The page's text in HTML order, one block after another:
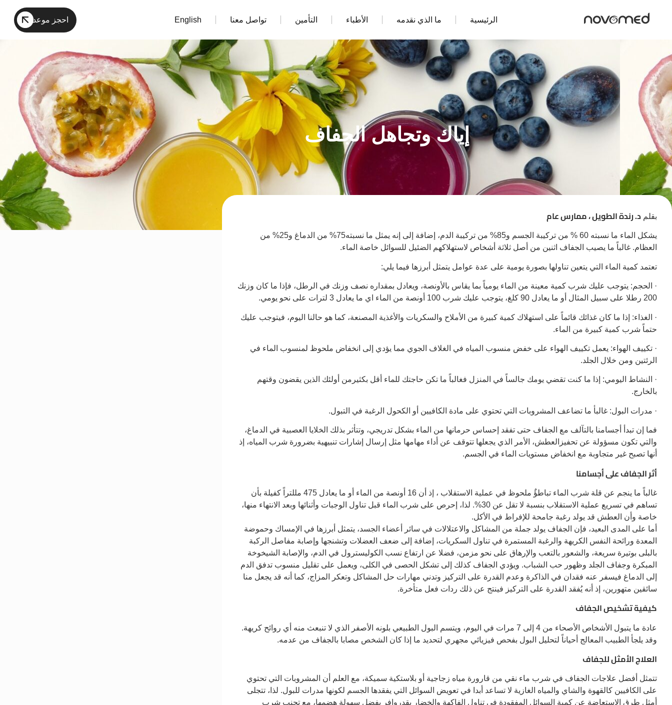
الرئيسية ما الذي نقدمه الأطباء التأمين تواصل معنا English احجز موعد
إياك وتجاهل الجفاف
بقلم د. رندة الطويل ، ممارس عام
يشكل الماء ما نسبته 60 % من تركيبة الجسم و85% من تركيبة الدم، إضافة إلى إنه يمثل ما نسبته75% من الدماغ و25% من
العظام. غالباً ما يصيب الجفاف اثنين من أصل ثلاثة أشخاص لاستهلاكهم الضئيل للسوائل خاصة الماء.
تعتمد كمية الماء التي يتعين تناولها بصورة يومية على عدة عوامل يتمثل أبرزها فيما يلي:
· الحجم: يتوجب عليك شرب كمية معينة من الماء يومياً بما يقاس بالأونصة، ويعادل بمقداره نصف وزنك في الرطل، فإذا ما كان وزنك
200 رطلا على سبيل المثال أو ما يعادل 90 كلغ، يتوجب عليك شرب 100 أونصة من الماء اي ما يعادل 3 لترات على نحو يومي.
· الغذاء: إذا ما كان غذائك قائماً على استهلاك كمية كبيرة من الأملاح والسكريات والأغذية المصنعة، كما هو حالنا اليوم، فيتوجب عليك
حتماً شرب كمية كبيرة من الماء.
· تكييف الهواء: يعمل تكييف الهواء على خفض منسوب المياه في الغلاف الجوي مما يؤدي إلى انخفاض ملحوظ لمنسوب الماء في
الرئتين ومن خلال الجلد.
· النشاط اليومي: إذا ما كنت تقضي يومك جالساً في المنزل فغالباً ما تكن حاجتك للماء أقل بكثيرمن أولئك الذين يقضون وقتهم
بالخارج.
· مدرات البول: غالبأ ما تضاعف المشروبات التي تحتوي على مادة الكافيين أو الكحول الرغبة في التبول.
فما إن تبدأ أجسامنا بالتآلف مع الجفاف حتى تفقد إحساس حرمانها من الماء بشكل تدريجي، وتتأثر بذلك الخلايا العصبية في الدماغ،
والتي تكون مسؤولة عن تحفيزالعطش، الأمر الذي يجعلها تتوقف عن أداء مهامها مثل إرسال إشارات تنبيهية بضرورة شرب المياه، إذ
أنها تصبح غير متجاوبة مع انخفاض مستويات الماء في الجسم.
أثر الجفاف على أجسامنا
غالباً ما ينجم عن قلة شرب الماء تباطؤٌ ملحوظ في عملية الاستقلاب ، إذ أن 16 أونصة من الماء أو ما يعادل 475 مللتراً كفيلة بأن
تساهم في تسريع عملية الاستقلاب بنسبة لا تقل عن 30%. لذا، إحرص على شرب الماء قبل تناول الوجبات وأثنائها وبعد الانتهاء منها،
خاصة وأن العطش قد يولد رغبة جامحة للإفراط في الأكل.
أما على المدى البعيد، فإن الجفاف يولد جملة من المشاكل والاعتلالات في سائر أعضاء الجسد، يتمثل أبرزها في الإمساك وحموضة
المعدة ورائحة النفس الكريهة والرغبة المستمرة في تناول السكريات، إضافة إلى ضعف العضلات وتشنجها وإصابة مفاصل الركبة
بالبلى بوتيرة سريعة، والشعور بالتعب والإرهاق على نحو مزمن، فضلا عن ارتفاع نسب الكوليسترول في الدم، والإصابة الشيخوخة
المبكرة وجفاف الجلد وظهور حب الشباب. ويؤدي الجفاف كذلك إلى تشكل الحصى في الكلى، ويعمل على تقليل منسوب تدفق الدم
إلى الدماغ فيسفر عنه فقدان في الذاكرة وعدم القدرة على التركيز وتدني مهارات حل المشاكل وتعكر المزاج، كما أنه قد يجعل منا
سائقين متهورين، إذ أنه يُفقد القدرة على التركيز فينتج عن ذلك ردات فعل متأخرة.
كيفية تشخيص الجفاف
عادة ما يتبول الأشخاص الأصحاء من 4 إلى 7 مرات في اليوم، ويتسم البول الطبيعي بلونه الأصفر الذي لا تنبعث منه أي روائح كريهة.
وقد يلجأ الطبيب المعالج أحياناً لتحليل البول بفحص فيزيائي مجهري لتحديد ما إذا كان الشخص مصابا بالجفاف من عدمه.
العلاج الأمثل للجفاف
تتمثل أفضل علاجات الجفاف في شرب ماء نقي من قارورة مياه زجاجية أو بلاستكية سميكة، مع العلم أن المشروبات التي تحتوي
على الكافيين كالقهوة والشاي والمياه الغازية لا تساعد أبدا في تعويض السوائل التي يفقدها الجسم لكونها مدرات للبول. لذا، تتجلى
أمثل طرق الاستعاضة عن كمية السوائل المفقودة في تناول الفاكهة والخضار بقدروافر بفضل سهولة هضمها، مع تجنب شرب